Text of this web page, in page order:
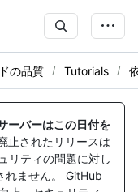
の品質 Tutorials
ーバーはこの日付を
止されたリリースは
リティの問題に対し
れません。 GitHub